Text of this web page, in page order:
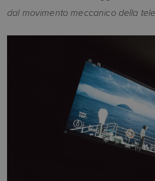
dal movimento meccanico della